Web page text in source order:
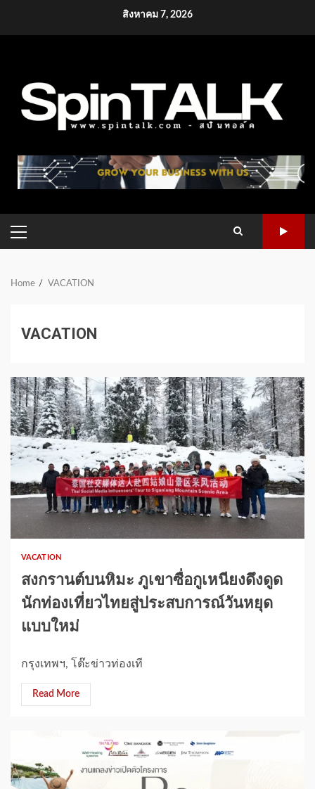
สิงหาคม 7, 2026
PRIMARY
MENU
Home VACATION
VACATION
1 min read
VACATION
สงกรานต์บนหิมะ ภูเขาซื่อกูเหนียงดึงดูด
นักท่องเที่ยวไทยสู่ประสบการณ์วันหยุด
แบบใหม่
กรุงเทพฯ, โต๊ะข่าวท่องเที
Read More